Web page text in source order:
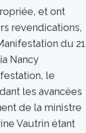
et ont
revendications,
du 21
Nancy
le
les avancées
de la ministre
Vautrin étant